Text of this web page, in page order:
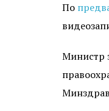
По
Министр